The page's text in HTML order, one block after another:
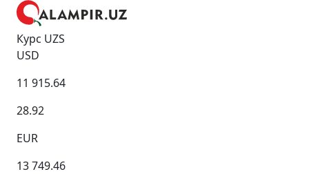
Курс UZS
USD
11 915.64
28.92
EUR
13 749.46